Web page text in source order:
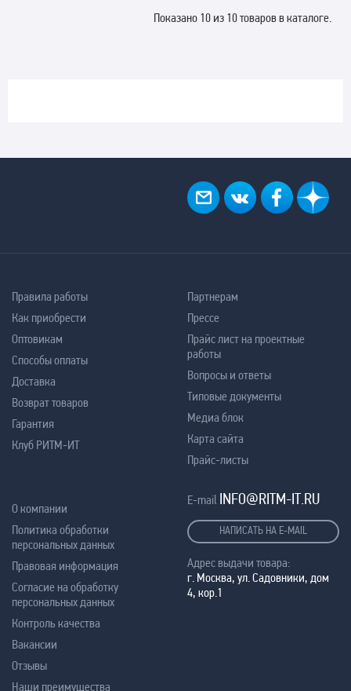
Показано 10 из 10 товаров в каталоге.
Правила работы
Как приобрести
Оптовикам
Способы оплаты
Доставка
Возврат товаров
Гарантия
Клуб РИТМ-ИТ
Партнерам
Прессе
Прайс лист на проектные
работы
Вопросы и ответы
Типовые документы
Медиа блок
Карта сайта
Прайс-листы
О компании
Политика обработки
персональных данных
Правовая информация
Согласие на обработку
персональных данных
Контроль качества
Вакансии
Отзывы
Наши преимущества
E-mail INFO@RITM-IT.RU
НАПИСАТЬ НА E-MAIL
Адрес выдачи товара:
г. Москва, ул. Садовники, дом
4, кор.1